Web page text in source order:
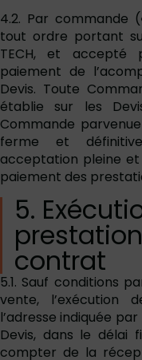
4.2. Par commande
tout ordre portant
TECH, et accepté
paiement de
Devis. Toute
établie sur les
Commande
ferme et
acceptation pleine
paiement des
5.
contrat
5.1. Sauf conditions
vente, l’exécution
l’adresse indiquée
Devis, dans le délai
compter de la